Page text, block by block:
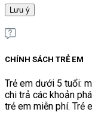
Lưu ý
CHÍNH SÁCH TRẺ EM
Trẻ em dưới 5 tuổi:
chi trả các khoản
trẻ em miễn phí. Trẻ